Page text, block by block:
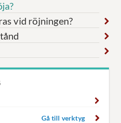
vid röjningen?
Gå till verktyg